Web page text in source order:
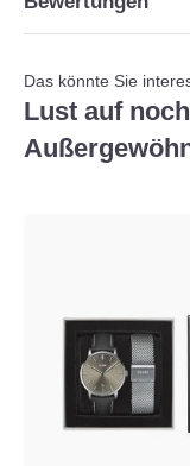
Das könnte Sie
Lust auf